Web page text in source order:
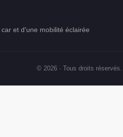
et d'une mobilité éclairée
© 2026 · Tous droits réservés.